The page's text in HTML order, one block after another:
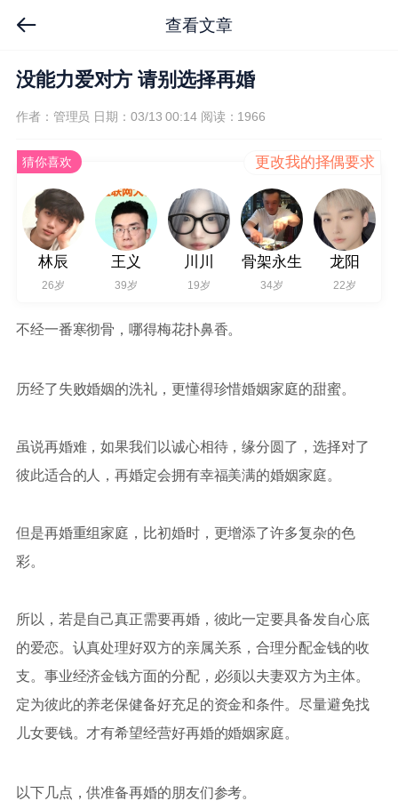
查看文章
没能力爱对方 请别选择再婚
作者：管理员 日期：03/13 00:14 阅读：1966
猜你喜欢 更改我的择偶要求
林辰
26岁
王义
39岁
川川
19岁
骨架永生
34岁
龙阳
22岁
不经一番寒彻骨，哪得梅花扑鼻香。
历经了失败婚姻的洗礼，更懂得珍惜婚姻家庭的甜蜜。
虽说再婚难，如果我们以诚心相待，缘分圆了，选择对了
彼此适合的人，再婚定会拥有幸福美满的婚姻家庭。
但是再婚重组家庭，比初婚时，更增添了许多复杂的色
彩。
所以，若是自己真正需要再婚，彼此一定要具备发自心底
的爱恋。认真处理好双方的亲属关系，合理分配金钱的收
支。事业经济金钱方面的分配，必须以夫妻双方为主体。
定为彼此的养老保健备好充足的资金和条件。尽量避免找
儿女要钱。才有希望经营好再婚的婚姻家庭。
以下几点，供准备再婚的朋友们参考。